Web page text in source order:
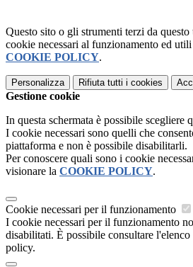
Questo sito o gli strumenti terzi da
cookie necessari al funzionamento ed
COOKIE POLICY.
Personalizza Rifiuta tutti i cookies
Gestione cookie
In questa schermata è possibile scegliere
I cookie necessari sono quelli che
piattaforma e non è possibile disabilitarli.
Per conoscere quali sono i cookie
visionare la COOKIE POLICY.
Cookie necessari per il funzionamento
I cookie necessari per il funzionamento
disabilitati. È possibile consultare
policy.